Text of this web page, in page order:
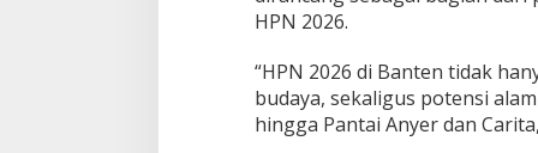
w
h
i
n
g
HPN 2026.
“HPN 2026 di Banten tidak
budaya, sekaligus potensi
hingga Pantai Anyer dan